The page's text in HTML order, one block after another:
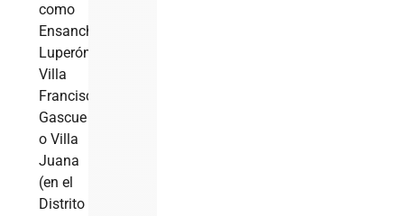
como
Ensanche
Luperón,
Villa
Francisca,
Gascue
o Villa
Juana
(en el
Distrito